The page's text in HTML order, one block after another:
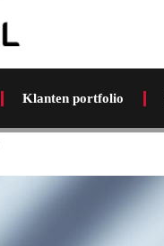
Klanten portfolio